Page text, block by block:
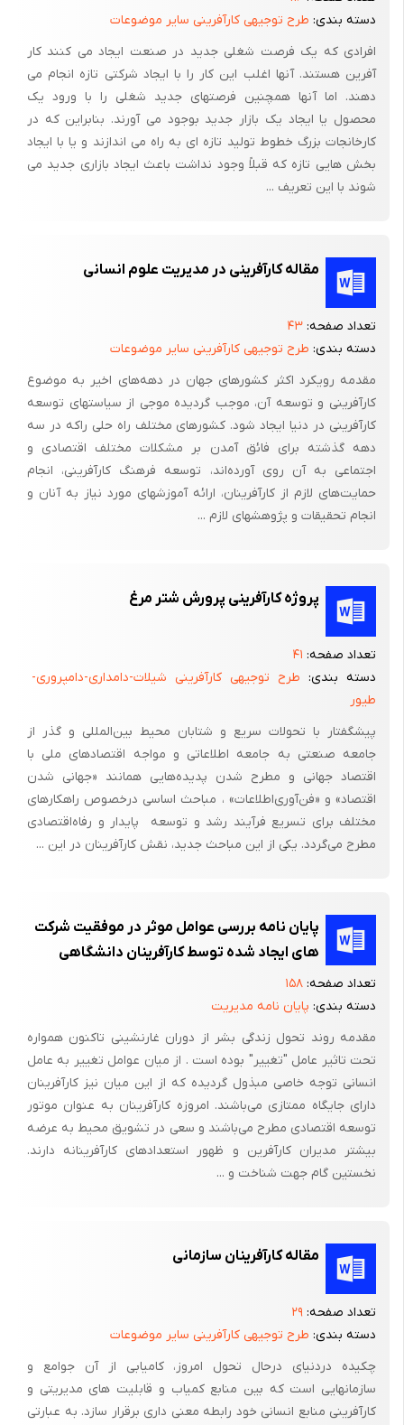
بازار نمودند. سال‌های بعد با طراحی «Macintosh» شهرت «جابز» بیش
از پیش شد و نام او را برای همیشه در صنعت و تکنولوژی جهان به
ثبت رساند.
علیرغم تمام ثروت و شهرتی که از طریق «Apple» عاید «استیو» شده
بود، تصمیم گرفت در سال 1985 از سمت خود کناره‌گیری کند و از
کمپانی عظیمش فاصله گیرد. با این تصمیم چند سالی به تفریح و لذت
فکر خود را عملی سازد، کمپانی «Next step» پایه‌گذاری شد و تولید
نسل جدیدی از کامپیوترهای خانگی را آغاز نمود. اما تلاش او در این
زمینه دوام چندانی نیافت،
تمام تمرکز خودرا بر روی بخش نرم‌افزاری آن نهاد. طراحی برنامه‌های
نوین در عالم کامپیوتر دوباره «جابز» و «Next step» را بر سر زبان‌ها
انداخت و سرمایه و شهرت بی‌شماری را از آن او ساخت.
در خاتمه تنها برای بیان اندکی از توانایی‌های این مبتکر خلاق فاقد
تحصیلات دانشگاهی باید گفت که در لیست مشهورترین و
ثروتمندترین افراد جهان نام «استیو جابز» به عنوان فردی ثبت شده
امروز به فعالیت بی‌وقفه خود ادامه دهد
دسته بندی: طرح توجیهی کارآفرینی سایر موضوعات
افرادی که یک فرصت شغلی جدید در صنعت ایجاد می کنند کار
آفرین هستند. آنها اغلب این کار را با ایجاد شرکتی تازه انجام می
دهند. اما آنها همچنین فرصتهای جدید شغلی را با ورود یک
محصول یا ایجاد یک بازار جدید بوجود می آورند. بنابراین که در
کارخانجات بزرگ خطوط تولید تازه ای به راه می اندازند و یا با ایجاد
بخش هایی تازه که قبلاً وجود نداشت باعث ایجاد بازاری جدید می
شوند با این تعریف ...
مقاله کارآفرینی در مدیریت علوم انسانی
تعداد صفحه: ۴۳
دسته بندی: طرح توجیهی کارآفرینی سایر موضوعات
مقدمه رویکرد اکثر کشورهای جهان در دهه‌های اخیر به موضوع
کارآفرینی و توسعه آن، موجب گردیده‌ موجی از سیاستهای توسعه
کارآفرینی در دنیا ایجاد شود. کشورهای مختلف راه حلی راکه در سه
دهه گذشته برای فائق آمدن بر مشکلات مختلف اقتصادی و
اجتماعی به آن روی آورده‌اند، توسعه فرهنگ کارآفرینی، انجام
حمایت‌های لازم از کارآفرینان، ارائه آموزشهای مورد نیاز به آنان و
انجام تحقیقات و پژوهشهای لازم ...
پروژه کارآفرینی پرورش شتر مرغ
تعداد صفحه: ۴۱
دسته بندی: طرح توجیهی کارآفرینی شیلات-دامداری-دامپروری-
طیور
پیشگفتار با تحولات‌ سریع‌ و شتابان‌ محیط‌ بین‌المللی‌ و گذر از
جامعه‌ صنعتی‌ به‌ جامعه‌ اطلاعاتی‌ و مواجه ‌اقتصادهای‌ ملی‌ با
اقتصاد جهانی‌ و مطرح‌ شدن‌ پدیده‌هایی‌ همانند «جهانی‌ شدن‌
اقتصاد» و «فن‌آوری‌اطلاعات‌» ، مباحث‌ اساسی‌ درخصوص‌ راهکارهای‌
مختلف‌ برای‌ تسریع‌ فرآیند رشد و توسعه ‌ پایدار و رفاه‌اقتصادی‌
مطرح‌ می‌گردد. یکی‌ از این‌ مباحث‌ جدید، نقش‌ کارآفرینان‌ در این‌ ...
پایان نامه بررسی عوامل موثر در موفقیت شرکت
های ایجاد شده توسط کارآفرینان دانشگاهی
تعداد صفحه: ۱۵۸
دسته بندی: پایان نامه مدیریت
مقدمه روند تحول زندگی بشر از دوران غارنشینی تاکنون همواره
تحت تاثیر عامل "تغییر" بوده است . از میان عوامل تغییر به عامل
انسانی توجه خاصی مبذول گردیده که از این میان نیز کارآفرینان
دارای جایگاه ممتازی می‌باشند. امروزه کارآفرینان به عنوان موتور
توسعه اقتصادی مطرح می‌باشند و سعی در تشویق محیط به عرضه
بیشتر مدیران کارآفرین و ظهور استعدادهای کارآفرینانه دارند.
نخستین گام جهت شناخت و ...
مقاله کارآفرینان سازمانی
تعداد صفحه: ۲۹
دسته بندی: طرح توجیهی کارآفرینی سایر موضوعات
چکیده دردنیای درحال تحول امروز، کامیابی از آن جوامع و
سازمانهایی است که بین منابع کمیاب و قابلیت های مدیریتی و
کارآفرینی منابع انسانی خود رابطه معنی داری برقرار سازد. به عبارتی